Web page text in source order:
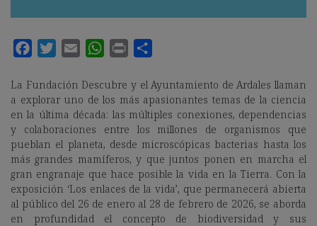
La Fundación Descubre y el Ayuntamiento de Ardales llaman
a explorar uno de los más apasionantes temas de la ciencia
en la última década: las múltiples conexiones, dependencias
y colaboraciones entre los millones de organismos que
pueblan el planeta, desde microscópicas bacterias hasta los
más grandes mamíferos, y que juntos ponen en marcha el
gran engranaje que hace posible la vida en la Tierra. Con la
exposición ‘Los enlaces de la vida’, que permanecerá abierta
al público del 26 de enero al 28 de febrero de 2026, se aborda
en profundidad el concepto de biodiversidad y sus